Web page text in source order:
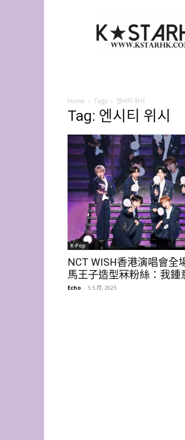
Star
HK
Home Tags 엔시티 위시
Tag: 엔시티 위시
K-Pop
NCT WISH香港演唱會全
馬王子造型冧粉絲：我鍾
Echo - 5 5 月, 2025